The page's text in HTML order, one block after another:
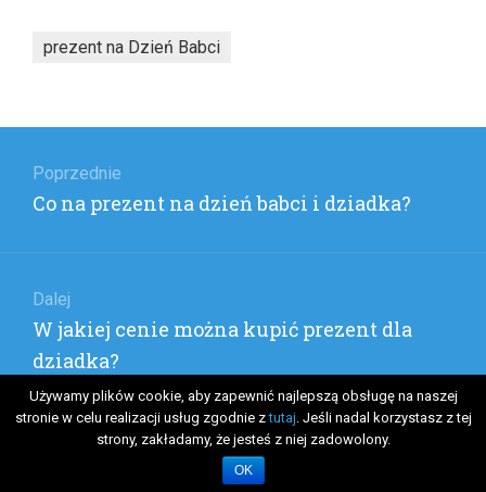
prezent na Dzień Babci
wpisu
Poprzednie
Poprzedni
Co na prezent na dzień babci i dziadka?
Dalej
Następny
wpis:
W jakiej cenie można kupić prezent dla
dziadka?
Theme: Flat.
Używamy plików cookie, aby zapewnić najlepszą obsługę na naszej
stronie w celu realizacji usług zgodnie ztutaj. Jeśli nadal korzystasz z tej
strony, zakładamy, że jesteś z niej zadowolony.
OK